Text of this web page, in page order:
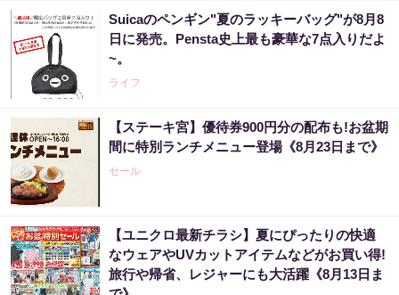
Suicaのペンギン"夏のラッキーバッグ"が8月8
日に発売。Pensta史上最も豪華な7点入りだよ
~。
ライフ
【ステーキ宮】優待券900円分の配布も!お盆期
間に特別ランチメニュー登場《8月23日まで》
セール
【ユニクロ最新チラシ】夏にぴったりの快適
なウェアやUVカットアイテムなどがお買い得!
旅行や帰省、レジャーにも大活躍《8月13日ま